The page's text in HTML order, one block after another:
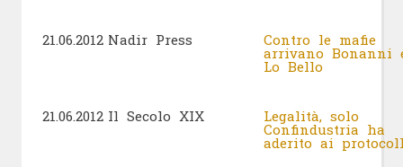
21.06.2012 Nadir Press Contro le mafie
arrivano Bonanni
Lo Bello
21.06.2012 Il Secolo XIX Legalità, solo
Confindustria ha
aderito ai